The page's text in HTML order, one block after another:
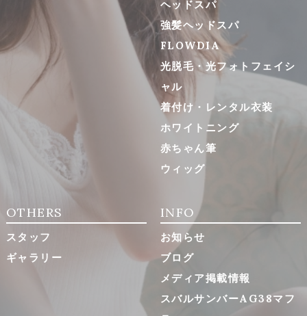
ヘッドスパ
強髪ヘッドスパ
FLOWDIA
光脱毛・光フォトフェイシ
ャル
着付け・レンタル衣装
ホワイトニング
赤ちゃん筆
ウィッグ
OTHERS
スタッフ
ギャラリー
INFO
お知らせ
ブログ
メディア掲載情報
スバルサンバーAG38マフ